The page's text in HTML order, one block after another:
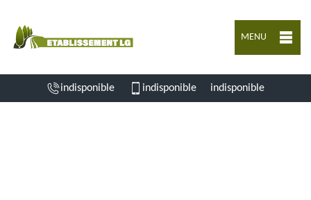
MENU
indisponible indisponible indisponible